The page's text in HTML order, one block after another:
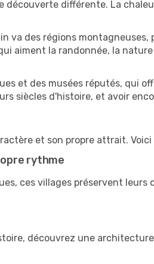
découverte différente. La
va des régions
aiment la randonnée, la
et des musées réputés, qui
siècles d'histoire, et avoir
et son propre attrait.
rythme
ces villages préservent
découvrez une